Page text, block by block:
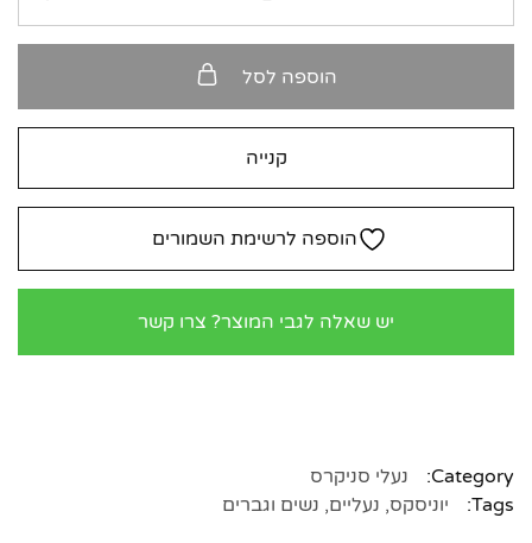
הוספה לסל
קנייה
הוספה לרשימת השמורים
יש שאלה לגבי המוצר? צרו קשר
Category:
נעלי סניקרס
Tags:
יוניסקס, נעליים, נשים וגברים